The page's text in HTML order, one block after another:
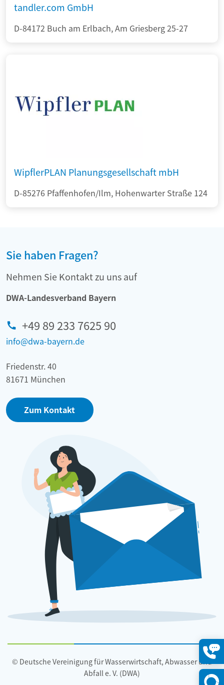
tandler.com GmbH
D-84172 Buch am Erlbach, Am Griesberg 25-27
WipflerPLAN Planungsgesellschaft mbH
D-85276 Pfaffenhofen/Ilm, Hohenwarter Straße 124
Sie haben Fragen?
Nehmen Sie Kontakt zu uns auf
DWA-Landesverband Bayern
+49 89 233 7625 90
info@dwa-bayern.de
Friedenstr. 40
81671 München
Zum Kontakt
© Deutsche Vereinigung für Wasserwirtschaft, Abwasser und
Abfall e. V. (DWA)